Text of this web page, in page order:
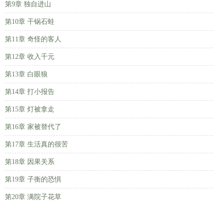
第9章 独自进山
第10章 干锅石蛙
第11章 奇怪的客人
第12章 收入千元
第13章 白眼狼
第14章 打小报告
第15章 灯被拿走
第16章 家被替代了
第17章 生活真的很苦
第18章 因果关系
第19章 子衡的恐惧
第20章 满院子花草